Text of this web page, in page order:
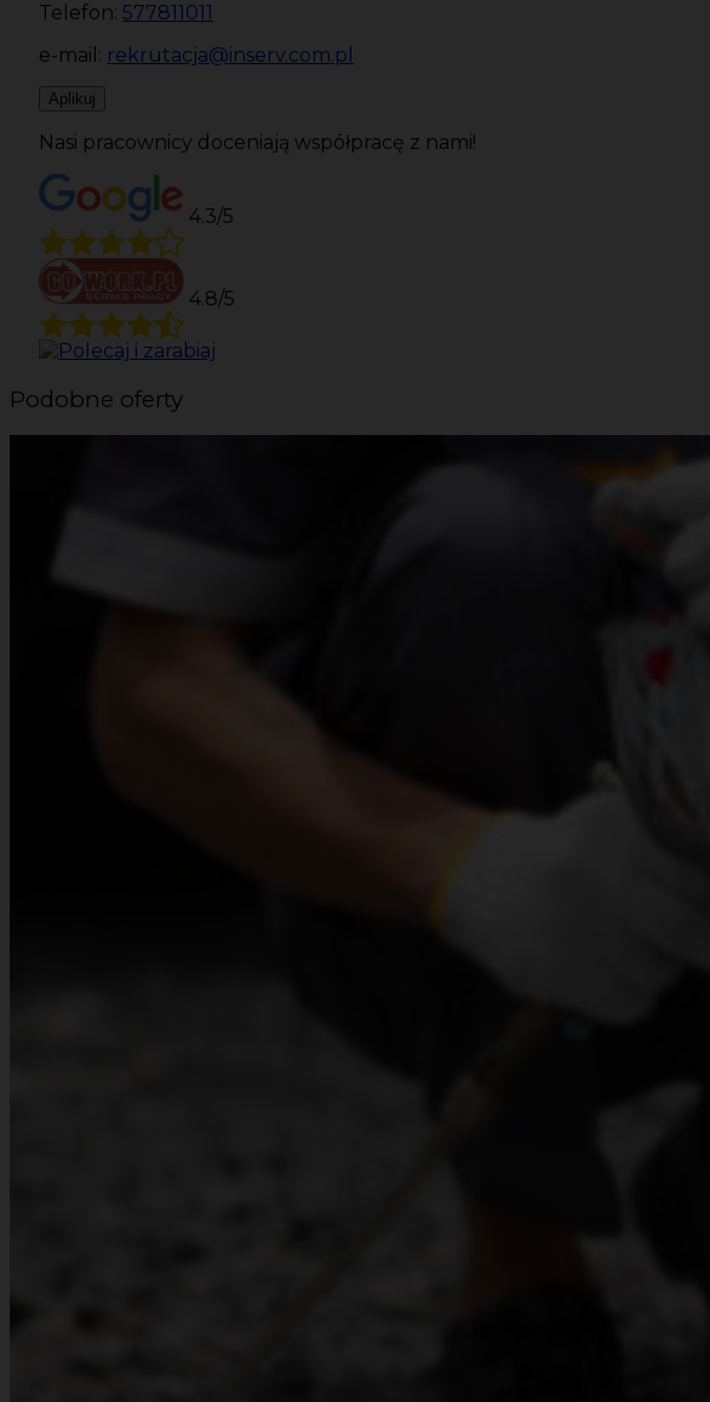
Telefon: 577811011
e-mail: rekrutacja@inserv.com.pl
Aplikuj
Nasi pracownicy doceniają współpracę z nami!
4.3/5
4.8/5
Podobne oferty